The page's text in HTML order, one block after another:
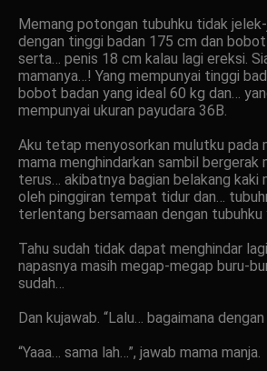
Memang potongan tubuhku tidak
dengan tinggi badan 175 cm dan
serta… penis 18 cm kalau lagi ereksi.
mamanya…! Yang mempunyai tinggi
bobot badan yang ideal 60 kg dan…
mempunyai ukuran payudara 36B.
Aku tetap menyosorkan mulutku pada
mama menghindarkan sambil bergerak
terus… akibatnya bagian belakang kaki
oleh pinggiran tempat tidur dan…
terlentang bersamaan dengan tubuhku
Tahu sudah tidak dapat menghindar
napasnya masih megap-megap buru-
sudah…
Dan kujawab. “Lalu… bagaimana dengan
“Yaaa… sama lah…”, jawab mama manja.